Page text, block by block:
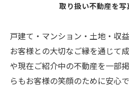
取り扱い不動産を
戸建て・マンション・土地・収
お客様との大切なご縁を通じて
や現在ご紹介中の不動産を一部
らもお客様の笑顔のために安心